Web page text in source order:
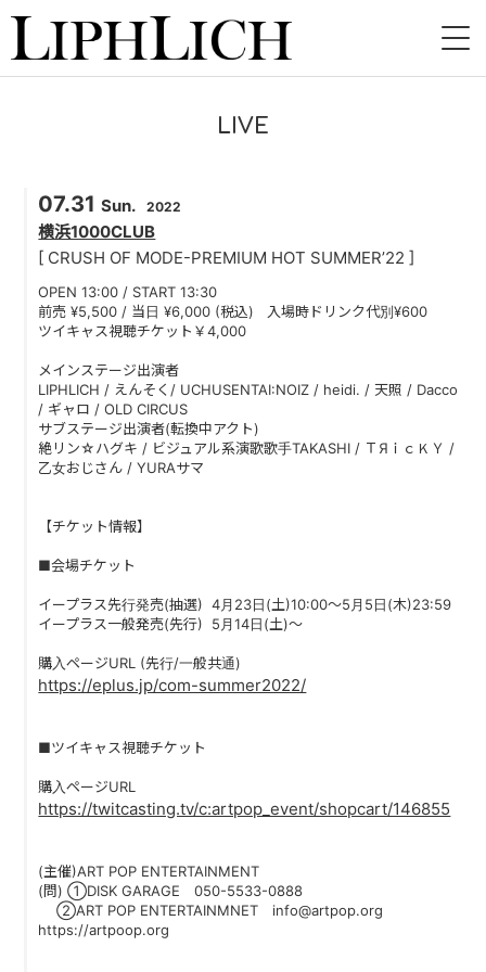
LIVE
INSTORE
BAND
DISCOGRAPHY
BLOG
CONTACT
LIVE
07.31 Sun. 2022
横浜1000CLUB
[ CRUSH OF MODE-PREMIUM HOT SUMMER’22 ]
OPEN 13:00 / START 13:30
前売 ¥5,500 / 当日 ¥6,000 (税込) 入場時ドリンク代別¥600
ツイキャス視聴チケット￥4,000
メインステージ出演者
LIPHLICH / えんそく/ UCHUSENTAI:NOIZ / heidi. / 天照 / Dacco
/ ギャロ / OLD CIRCUS
サブステージ出演者(転換中アクト)
絶リン☆ハグキ / ビジュアル系演歌歌手TAKASHI / ＴЯｉｃＫＹ /
乙女おじさん / YURAサマ
【チケット情報】
■会場チケット
イープラス先行発売(抽選) 4月23日(土)10:00～5月5日(木)23:59
イープラス一般発売(先行) 5月14日(土)〜
購入ページURL (先行/一般共通)
https://eplus.jp/com-summer2022/
■ツイキャス視聴チケット
購入ページURL
https://twitcasting.tv/c:artpop_event/shopcart/146855
(主催)ART POP ENTERTAINMENT
(問) ①DISK GARAGE 050-5533-0888
②ART POP ENTERTAINMNET info@artpop.org
https://artpoop.org